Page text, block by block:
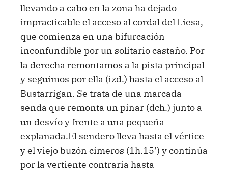
llevando a cabo en la zona ha dejado
impracticable el acceso al cordal del Liesa,
que comienza en una bifurcación
inconfundible por un solitario castaño. Por
la derecha remontamos a la pista principal
y seguimos por ella (izd.) hasta el acceso al
Bustarrigan. Se trata de una marcada
senda que remonta un pinar (dch.) junto a
un desvío y frente a una pequeña
explanada.El sendero lleva hasta el vértice
y el viejo buzón cimeros (1h.15’) y continúa
por la vertiente contraria hasta